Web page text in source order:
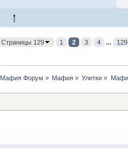
Страницы 129 1 2 3 4 ... 129
Мафия Форум » Мафия » Улитки »